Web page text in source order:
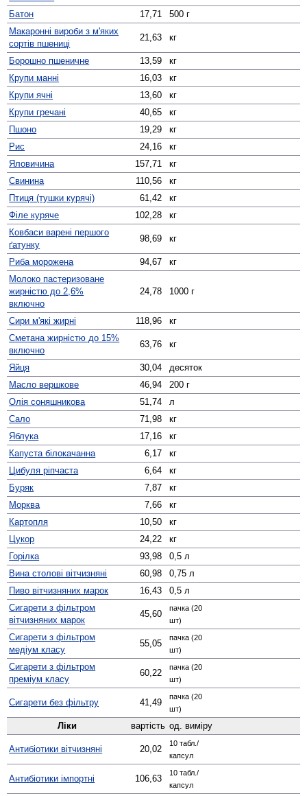
Батон 17,71
500 г
Макаронні вироби з м'яких
сортів пшениці
21,63 кг
Борошно пшеничне 13,59
кг
Крупи манні
16,03
кг
Крупи ячні
13,60
кг
Крупи гречані
40,65
кг
Пшоно
19,29
кг
Рис
24,16
кг
Яловичина
157,71
кг
Свинина
110,56
кг
Птиця (тушки курячі)
61,42
кг
Філе куряче
102,28
кг
Ковбаси варені першого
ґатунку
98,69 кг
Риба морожена 94,67
кг
Молоко пастеризоване
жирністю до 2,6%
включно
24,78 1000 г
Сири м'які жирні 118,96
кг
Сметана жирністю до 15%
включно
63,76 кг
Яйця 30,04
десяток
Масло вершкове
46,94
200 г
Олія соняшникова
51,74
л
Сало
71,98
кг
Яблука
17,16
кг
Капуста білокачанна
6,17
кг
Цибуля ріпчаста
6,64
кг
Буряк
7,87
кг
Морква
7,66
кг
Картопля
10,50
кг
Цукор
24,22
кг
Горілка
93,98
0,5 л
Вина столові вітчизняні
60,98
0,75 л
Пиво вітчизняних марок
16,43
0,5 л
Сигарети з фільтром
вітчизняних марок
45,60
пачка (20
шт)
Сигарети з фільтром
медіум класу
55,05
пачка (20
шт)
Сигарети з фільтром
преміум класу
60,22
пачка (20
шт)
Сигарети без фільтру 41,49
пачка (20
шт)
Ліки вартість од. виміру
Антибіотики вітчизняні 20,02
10 табл./
капсул
Антибіотики імпортні 106,63
10 табл./
капсул